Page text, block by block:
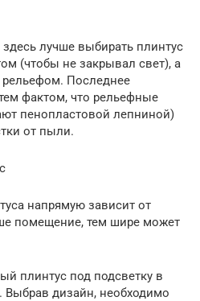
здесь лучше выбирать плинтус
(чтобы не закрывал свет), а
Последнее
фактом, что рельефные
пенопластовой лепниной)
от пыли.
напрямую зависит от
помещение, тем шире может
плинтус под подсветку в
Выбрав дизайн, необходимо